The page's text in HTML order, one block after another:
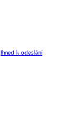
Ihned k odeslání